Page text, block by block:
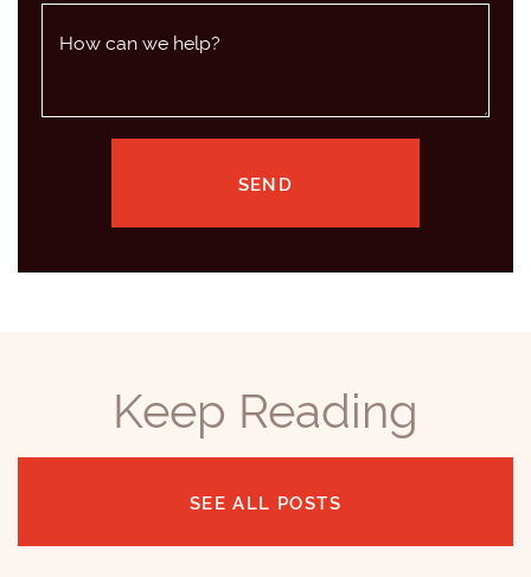
How can we help?
SEND
Keep Reading
SEE ALL POSTS